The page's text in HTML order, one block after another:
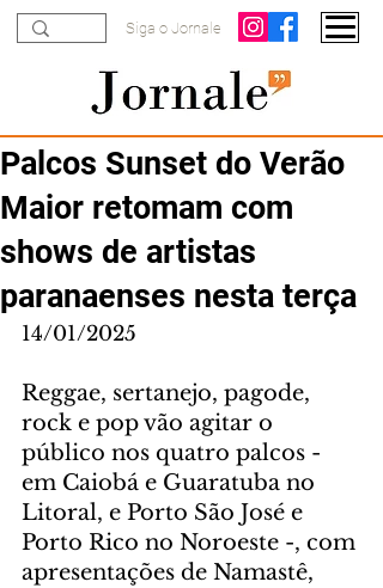
Siga o Jornale
Palcos Sunset do Verão
Maior retomam com
shows de artistas
paranaenses nesta terça
14/01/2025
Reggae, sertanejo, pagode,
rock e pop vão agitar o
público nos quatro palcos -
em Caiobá e Guaratuba no
Litoral, e Porto São José e
Porto Rico no Noroeste -, com
apresentações de Namastê,